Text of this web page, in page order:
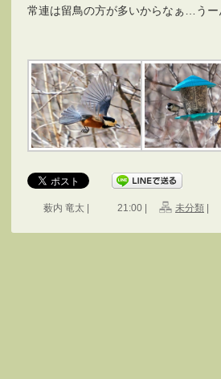
常連は留鳥の方が多いからなぁ…うー
薮内 竜太 | 21:00 | 未分類